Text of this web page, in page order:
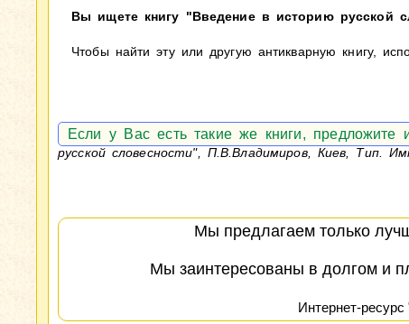
Вы ищете книгу "Введение в историю русской
Чтобы найти эту или другую антикварную книгу,
Если у Вас есть такие же книги,
русской словесности", П.В.Владимиров, Киев, Тип.
Мы предлагаем только
Мы заинтересованы в долгом и
Интернет-ресурс